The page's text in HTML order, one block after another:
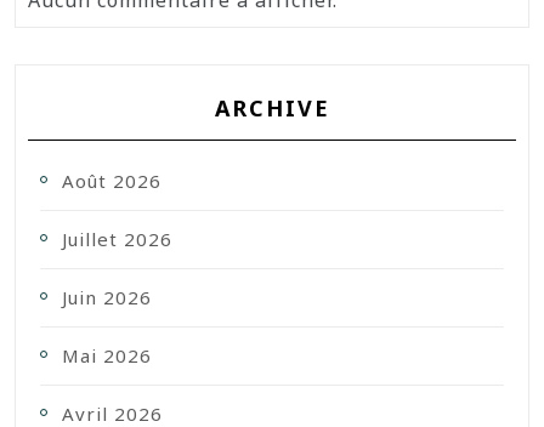
ARCHIVE
Août 2026
Juillet 2026
Juin 2026
Mai 2026
Avril 2026